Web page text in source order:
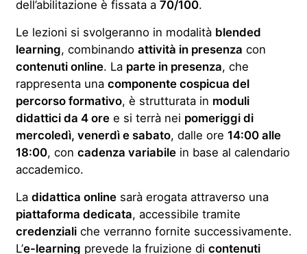
dell’abilitazione è fissata a 70/100.
Le lezioni si svolgeranno in modalità blended
learning, combinando attività in presenza con
contenuti online. La parte in presenza, che
rappresenta una componente cospicua del
percorso formativo, è strutturata in moduli
didattici da 4 oree si terrà nei pomeriggi di
mercoledì, venerdì e sabato, dalle ore 14:00 alle
18:00, con cadenza variabilein base al calendario
accademico.
La didattica onlinesarà erogata attraverso una
piattaforma dedicata, accessibile tramite
credenzialiche verranno fornite successivamente.
L’e-learning prevede la fruizione di contenuti